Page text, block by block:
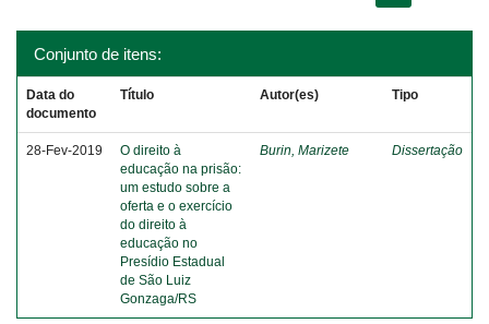
Conjunto de itens:
Data do
documento
Título Autor(es) Tipo
28-Fev-2019
O direito à
educação na prisão:
um estudo sobre a
oferta e o exercício
do direito à
educação no
Presídio Estadual
de São Luiz
Gonzaga/RS
Burin, Marizete Dissertação